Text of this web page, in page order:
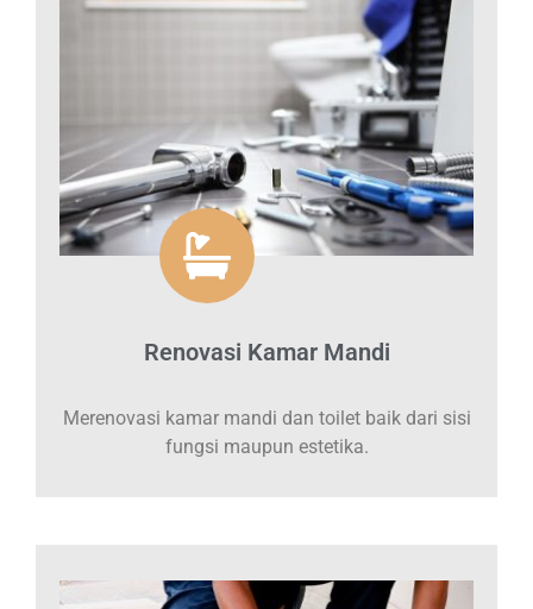
Renovasi Kamar Mandi
Merenovasi kamar mandi dan toilet baik dari sisi
fungsi maupun estetika.